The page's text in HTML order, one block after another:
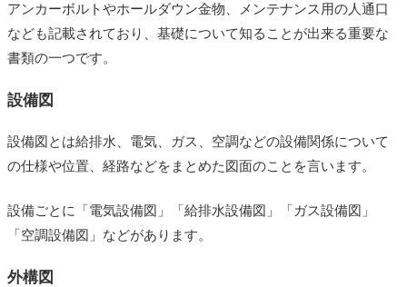
アンカーボルトやホールダウン金物、メンテナンス用の人通口
なども記載されており、基礎について知ることが出来る重要な
書類の一つです。
設備図
設備図とは給排水、電気、ガス、空調などの設備関係について
の仕様や位置、経路などをまとめた図面のことを言います。
設備ごとに「電気設備図」「給排水設備図」「ガス設備図」
「空調設備図」などがあります。
外構図